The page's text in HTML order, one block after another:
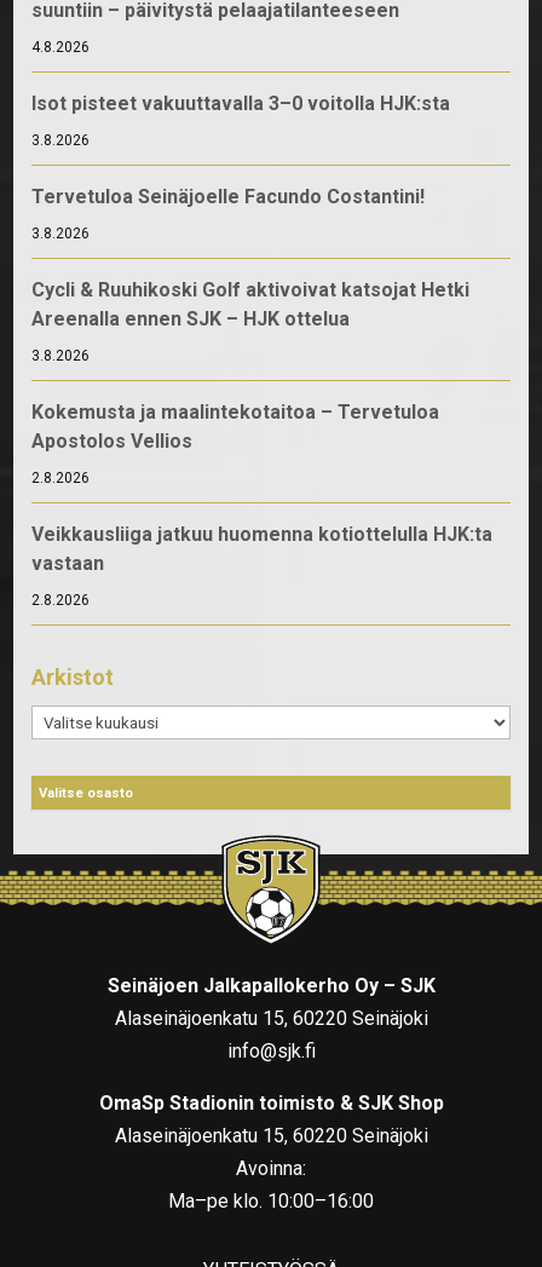
suuntiin – päivitystä pelaajatilanteeseen
4.8.2026
Isot pisteet vakuuttavalla 3–0 voitolla HJK:sta
3.8.2026
Tervetuloa Seinäjoelle Facundo Costantini!
3.8.2026
Cycli & Ruuhikoski Golf aktivoivat katsojat Hetki
Areenalla ennen SJK – HJK ottelua
3.8.2026
Kokemusta ja maalintekotaitoa – Tervetuloa
Apostolos Vellios
2.8.2026
Veikkausliiga jatkuu huomenna kotiottelulla HJK:ta
vastaan
2.8.2026
Arkistot
Arkistot
Seinäjoen Jalkapallokerho Oy – SJK
Alaseinäjoenkatu 15, 60220 Seinäjoki
info@sjk.fi
OmaSp Stadionin toimisto & SJK Shop
Alaseinäjoenkatu 15, 60220 Seinäjoki
Avoinna:
Ma–pe klo. 10:00–16:00